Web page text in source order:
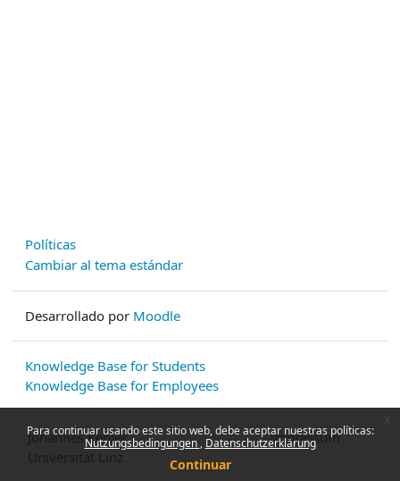
Para continuar usando este sitio web, debe aceptar nuestras políticas:
Nutzungsbedingungen Datenschutzerklärung
Continuar
Políticas
Cambiar al tema estándar
Desarrollado por Moodle
Knowledge Base for Students
Knowledge Base for Employees
Johannes Kepler
Impressum